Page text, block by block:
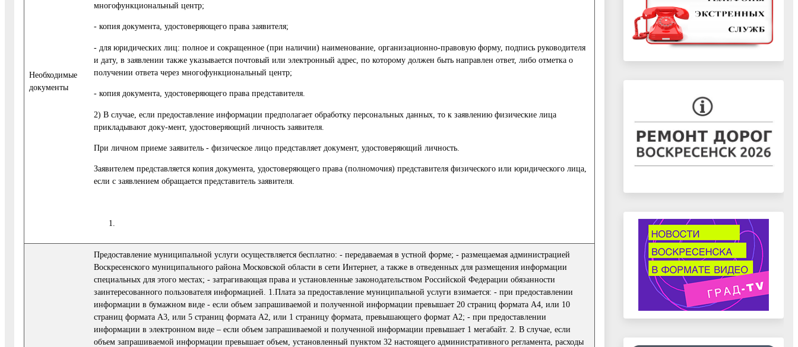
Необходимые
документы
многофункциональный центр;
- копия документа, удостоверяющего права заявителя;
- для юридических лиц: полное и сокращенное (при наличии) наименование, организационно-правовую форму, подпись руководителя
и дату, в заявлении также указывается почтовый или электронный адрес, по которому должен быть направлен ответ, либо отметка о
получении ответа через многофункциональный центр;
- копия документа, удостоверяющего права представителя.
2) В случае, если предоставление информации предполагает обработку персональных данных, то к заявлению физические лица
прикладывают доку-мент, удостоверяющий личность заявителя.
При личном приеме заявитель - физическое лицо представляет документ, удостоверяющий личность.
Заявителем представляется копия документа, удостоверяющего права (полномочия) представителя физического или юридического лица,
если с заявлением обращается представитель заявителя.
Предоставление муниципальной услуги осуществляется бесплатно: - передаваемая в устной форме; - размещаемая администрацией
Воскресенского муниципального района Московской области в сети Интернет, а также в отведенных для размещения информации
специальных для этого местах; - затрагивающая права и установленные законодательством Российской Федерации обязанности
заинтересованного пользователя информацией. 1.Плата за предоставление муниципальной услуги взимается: - при предоставлении
информации в бумажном виде - если объем запрашиваемой и полученной информации превышает 20 страниц формата А4, или 10
страниц формата А3, или 5 страниц формата А2, или 1 страницу формата, превышающего формат А2; - при предоставлении
информации в электронном виде – если объем запрашиваемой и полученной информации превышает 1 мегабайт. 2. В случае, если
объем запрашиваемой информации превышает объем, установленный пунктом 32 настоящего административного регламента, расходы